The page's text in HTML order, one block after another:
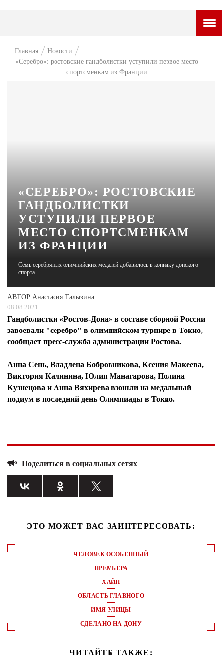
НОВОСТИ
КУЛЬТ ЕДЫ
АФИША
Главная
Новости
«Серебро»: ростовские гандболистки уступили первое место
спортсменкам из Франции
«СЕРЕБРО»: РОСТОВСКИЕ
ГАНДБОЛИСТКИ
УСТУПИЛИ ПЕРВОЕ
МЕСТО СПОРТСМЕНКАМ
ИЗ ФРАНЦИИ
Семь серебряных олимпийских медалей добавилось в копилку донского
спорта
АВТОР Анастасия Талызина
08.08.2021
Гандболистки «Ростов-Дона» в составе сборной России
завоевали "серебро" в олимпийском турнире в Токио,
сообщает пресс-служба администрации Ростова.
Анна Сень, Владлена Бобровникова, Ксения Макеева,
Виктория Калинина, Юлия Манагарова, Полина
Кузнецова и Анна Вяхирева взошли на медальный
подиум в последний день Олимпиады в Токио.
Поделиться в социальных сетях
ЭТО МОЖЕТ ВАС ЗАИНТЕРЕСОВАТЬ:
ЧЕЛОВЕК ОСОБЕННЫЙ
ПРЕМЬЕРА
ХАЙП
ОБЛАСТЬ ГЛАВНОГО
ИМЯ УЛИЦЫ
СДЕЛАНО НА ДОНУ
ЧИТАЙТЕ ТАКЖЕ: